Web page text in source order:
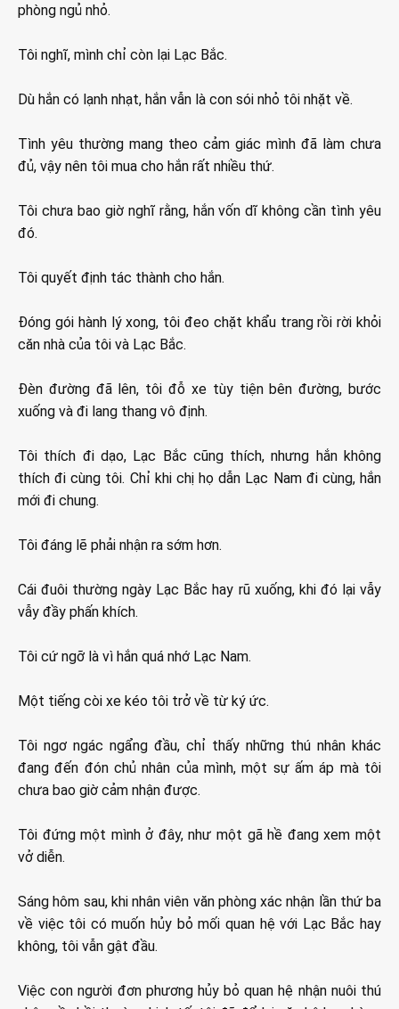
phòng ngủ nhỏ.
Tôi nghĩ, mình chỉ còn lại Lạc Bắc.
Dù hắn có lạnh nhạt, hắn vẫn là con sói nhỏ tôi nhặt về.
Tình yêu thường mang theo cảm giác mình đã làm chưa
đủ, vậy nên tôi mua cho hắn rất nhiều thứ.
Tôi chưa bao giờ nghĩ rằng, hắn vốn dĩ không cần tình yêu
đó.
Tôi quyết định tác thành cho hắn.
Đóng gói hành lý xong, tôi đeo chặt khẩu trang rồi rời khỏi
căn nhà của tôi và Lạc Bắc.
Đèn đường đã lên, tôi đỗ xe tùy tiện bên đường, bước
xuống và đi lang thang vô định.
Tôi thích đi dạo, Lạc Bắc cũng thích, nhưng hắn không
thích đi cùng tôi. Chỉ khi chị họ dẫn Lạc Nam đi cùng, hắn
mới đi chung.
Tôi đáng lẽ phải nhận ra sớm hơn.
Cái đuôi thường ngày Lạc Bắc hay rũ xuống, khi đó lại vẫy
vẫy đầy phấn khích.
Tôi cứ ngỡ là vì hắn quá nhớ Lạc Nam.
Một tiếng còi xe kéo tôi trở về từ ký ức.
Tôi ngơ ngác ngẩng đầu, chỉ thấy những thú nhân khác
đang đến đón chủ nhân của mình, một sự ấm áp mà tôi
chưa bao giờ cảm nhận được.
Tôi đứng một mình ở đây, như một gã hề đang xem một
vở diễn.
Sáng hôm sau, khi nhân viên văn phòng xác nhận lần thứ ba
về việc tôi có muốn hủy bỏ mối quan hệ với Lạc Bắc hay
không, tôi vẫn gật đầu.
Việc con người đơn phương hủy bỏ quan hệ nhận nuôi thú